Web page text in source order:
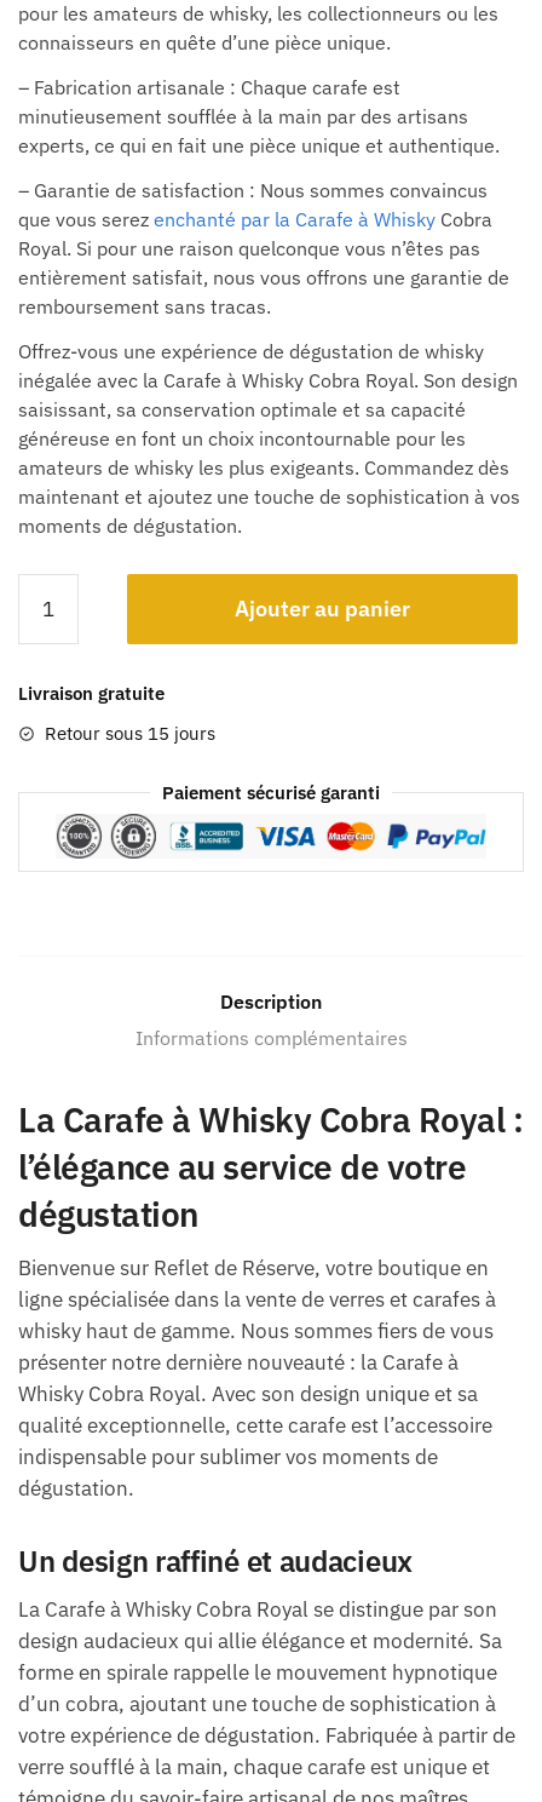
pour les amateurs de whisky, les collectionneurs ou les
connaisseurs en quête d’une pièce unique.
– Fabrication artisanale : Chaque carafe est
minutieusement soufflée à la main par des artisans
experts, ce qui en fait une pièce unique et authentique.
– Garantie de satisfaction : Nous sommes convaincus
que vous serez enchanté par la Carafe à Whisky Cobra
Royal. Si pour une raison quelconque vous n’êtes pas
entièrement satisfait, nous vous offrons une garantie de
remboursement sans tracas.
Offrez-vous une expérience de dégustation de whisky
inégalée avec la Carafe à Whisky Cobra Royal. Son design
saisissant, sa conservation optimale et sa capacité
généreuse en font un choix incontournable pour les
amateurs de whisky les plus exigeants. Commandez dès
maintenant et ajoutez une touche de sophistication à vos
moments de dégustation.
Ajouter au panier
Livraison gratuite
Retour sous 15 jours
Paiement sécurisé garanti
Description
Informations complémentaires
La Carafe à Whisky Cobra Royal :
l’élégance au service de votre
dégustation
Bienvenue sur Reflet de Réserve, votre boutique en
ligne spécialisée dans la vente de verres et carafes à
whisky haut de gamme. Nous sommes fiers de vous
présenter notre dernière nouveauté : la Carafe à
Whisky Cobra Royal. Avec son design unique et sa
qualité exceptionnelle, cette carafe est l’accessoire
indispensable pour sublimer vos moments de
dégustation.
Un design raffiné et audacieux
La Carafe à Whisky Cobra Royal se distingue par son
design audacieux qui allie élégance et modernité. Sa
forme en spirale rappelle le mouvement hypnotique
d’un cobra, ajoutant une touche de sophistication à
votre expérience de dégustation. Fabriquée à partir de
verre soufflé à la main, chaque carafe est unique et